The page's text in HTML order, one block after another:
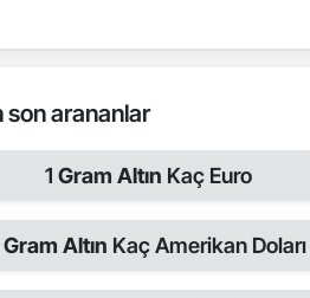
son arananlar
1Gram Altın Kaç Euro
Gram Altın Kaç Amerikan Doları